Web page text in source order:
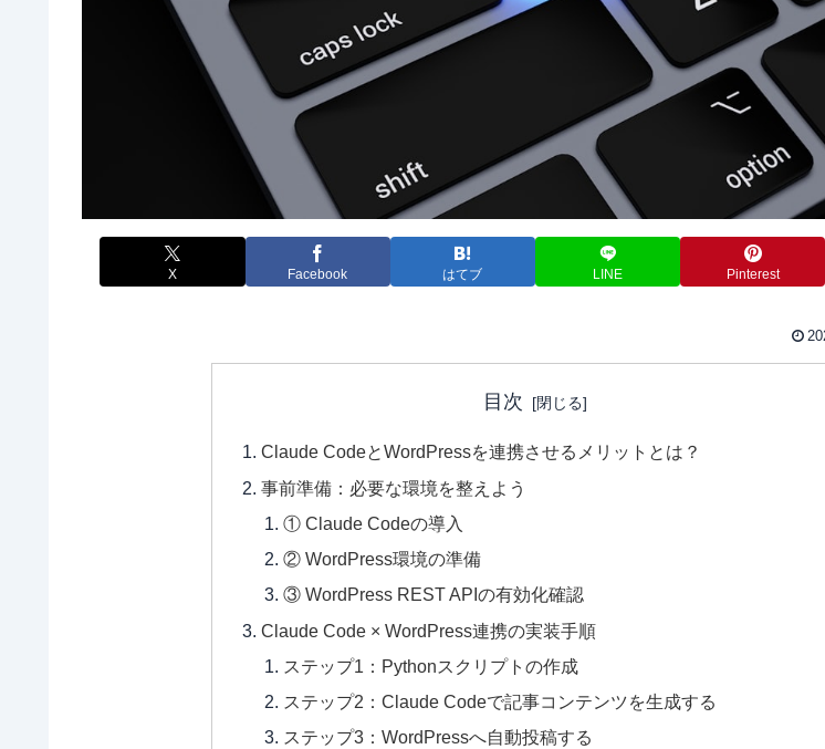
X Facebook はてブ LINE Pinterest
目次
Claude CodeとWordPressを連携させるメリットとは？
事前準備：必要な環境を整えよう
① Claude Codeの導入
② WordPress環境の準備
③ WordPress REST APIの有効化確認
Claude Code × WordPress連携の実装手順
ステップ1：Pythonスクリプトの作成
ステップ2：Claude Codeで記事コンテンツを生成する
ステップ3：WordPressへ自動投稿する